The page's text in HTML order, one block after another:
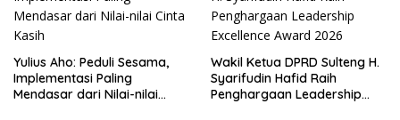
Yulius Aho: Peduli Sesama,
Implementasi Paling
Mendasar dari Nilai-nilai
Wakil Ketua DPRD Sulteng H.
Syarifudin Hafid Raih
Penghargaan Leadership